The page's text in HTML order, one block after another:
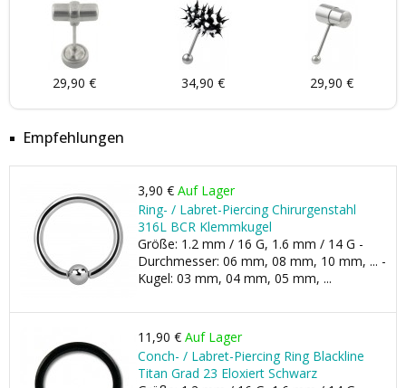
29,90 € 34,90 € 29,90 €
Empfehlungen
3,90 € Auf Lager
Ring- / Labret-Piercing Chirurgenstahl
316L BCR Klemmkugel
Größe: 1.2 mm / 16 G, 1.6 mm / 14 G -
Durchmesser: 06 mm, 08 mm, 10 mm, ... -
Kugel: 03 mm, 04 mm, 05 mm, ...
11,90 € Auf Lager
Conch- / Labret-Piercing Ring Blackline
Titan Grad 23 Eloxiert Schwarz